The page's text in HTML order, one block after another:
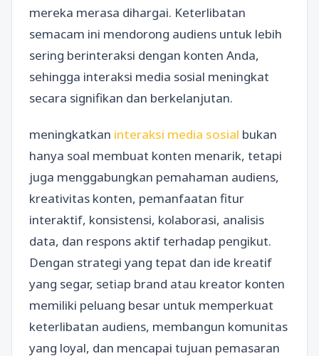
mereka merasa dihargai. Keterlibatan
semacam ini mendorong audiens untuk lebih
sering berinteraksi dengan konten Anda,
sehingga interaksi media sosial meningkat
secara signifikan dan berkelanjutan.
meningkatkan interaksi media sosial bukan
hanya soal membuat konten menarik, tetapi
juga menggabungkan pemahaman audiens,
kreativitas konten, pemanfaatan fitur
interaktif, konsistensi, kolaborasi, analisis
data, dan respons aktif terhadap pengikut.
Dengan strategi yang tepat dan ide kreatif
yang segar, setiap brand atau kreator konten
memiliki peluang besar untuk memperkuat
keterlibatan audiens, membangun komunitas
yang loyal, dan mencapai tujuan pemasaran